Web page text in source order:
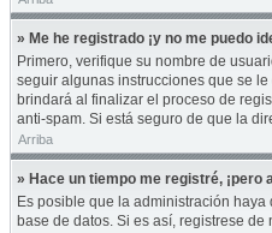
» Me he registrado ¡y no me puedo
Primero, verifique su nombre de
seguir algunas instrucciones que se
brindará al finalizar el proceso de
anti-spam. Si está seguro de que la
Arriba
» Hace un tiempo me registré, ¡pero
Es posible que la administración
base de datos. Si es así, registrese